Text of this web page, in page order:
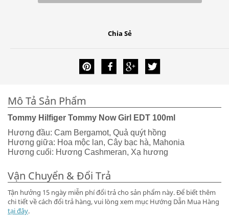
Chia Sẻ
Mô Tả Sản Phẩm
Tommy Hilfiger Tommy Now Girl EDT 100ml
Hương đầu: Cam Bergamot, Quả quýt hồng
Hương giữa: Hoa mộc lan, Cây bạc hà, Mahonia
Hương cuối: Hương Cashmeran, Xạ hương
Vận Chuyển & Đổi Trả
Tận hưởng 15 ngày miễn phí đổi trả cho sản phẩm này. Để biết thêm
chi tiết về cách đổi trả hàng, vui lòng xem mục Hướng Dẫn Mua Hàng
tại đây.